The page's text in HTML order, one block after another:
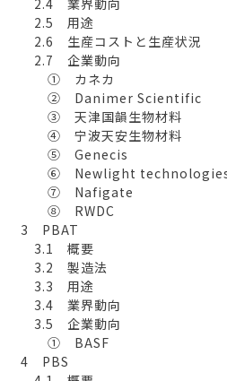
2.4 業界動向
2.5 用途
2.6 生産コストと生産状況
2.7 企業動向
① カネカ
② Danimer Scientific
③ 天津国韻生物材料
④ 宁波天安生物材料
⑤ Genecis
⑥ Newlight
⑦ Nafigate
⑧ RWDC
3 PBAT
3.1 概要
3.2 製造法
3.3 用途
3.4 業界動向
3.5 企業動向
① BASF
4 PBS